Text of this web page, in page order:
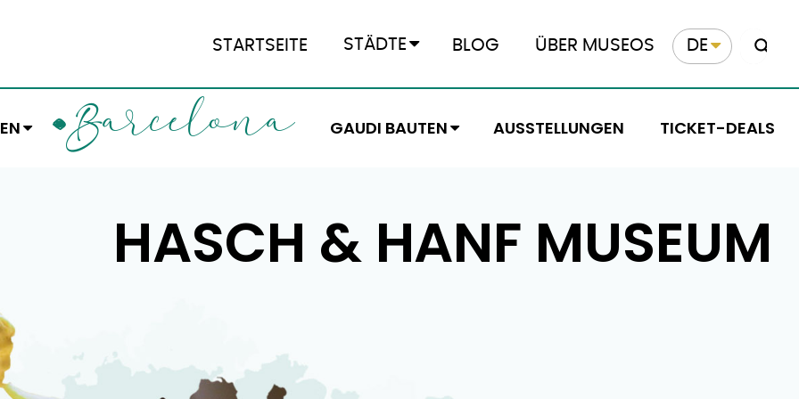
STARTSEITE STÄDTE BLOG ÜBER MUSEOS DE
BARCELONA GAUDI BAUTEN AUSSTELLUNGEN TICKET-DEALS
HASCH & HANF MUSEUM